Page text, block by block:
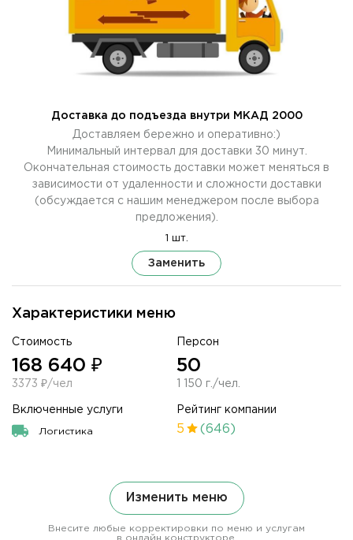
Характеристики меню
Стоимость
168 640 ₽
3373 ₽/чел
Персон
50
1 150 г./чел.
Включенные услуги
Логистика
Рейтинг компании
5 (646)
Изменить меню
Внесите любые корректировки по меню и услугам
в онлайн конструкторе.
Доставка до подъезда внутри МКАД 2000
Доставляем бережно и оперативно:)
Минимальный интервал для доставки 30 минут.
Окончательная стоимость доставки может меняться в
зависимости от удаленности и сложности доставки
(обсуждается с нашим менеджером после выбора
предложения).
1 шт.
Заменить